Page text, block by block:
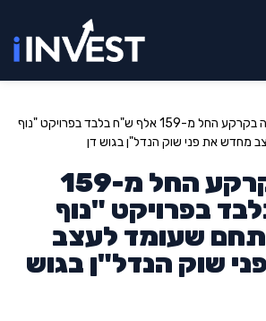
השקעה בקרקע החל מ-159 אלף ש"ח בלבד בפרויקט "נוף
מחדש את פני שוק הנדל"ן בגוש דן
השקעה בקרקע החל מ-159
בפרויקט "נוף
שעומד לעצב
שוק הנדל"ן בגוש